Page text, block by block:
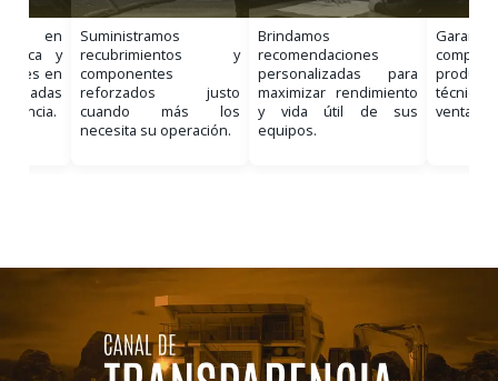
en
y
en
Suministramos
recubrimientos y
componentes
reforzados justo
cuando más los
necesita su operación.
Brindamos
recomendaciones
personalizadas para
maximizar rendimiento
y vida útil de sus
equipos.
técnico
venta.